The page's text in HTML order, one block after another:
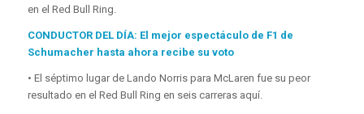
en el Red Bull Ring.
CONDUCTOR DEL DÍA: El mejor espectáculo de F1 de
Schumacher hasta ahora recibe su voto
• El séptimo lugar de Lando Norris para McLaren fue su peor
resultado en el Red Bull Ring en seis carreras aquí.